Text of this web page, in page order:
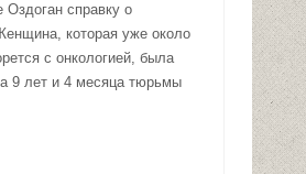
справку о
которая уже около
с онкологией, была
9 лет и 4 месяца тюрьмы